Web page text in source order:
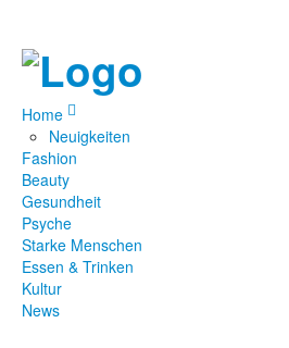
Home
Neuigkeiten
Fashion
Beauty
Gesundheit
Psyche
Starke Menschen
Essen & Trinken
Kultur
News